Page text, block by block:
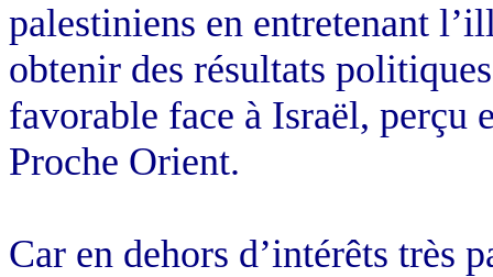
palestiniens en entretenant
obtenir des résultats
favorable face à Israël, perçu
Proche Orient.
Car en dehors d’intérêts très